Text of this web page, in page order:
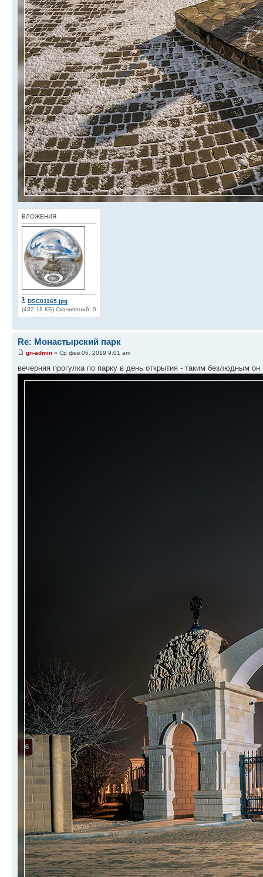
ВЛОЖЕНИЯ
DSC01165.jpg
(432.18 КБ) Скачиваний: 0
Re: Монастырский парк
gn-admin » Ср фев 06, 2019 9:01 am
вечерняя прогулка по парку в день открытия - таким безлюдным